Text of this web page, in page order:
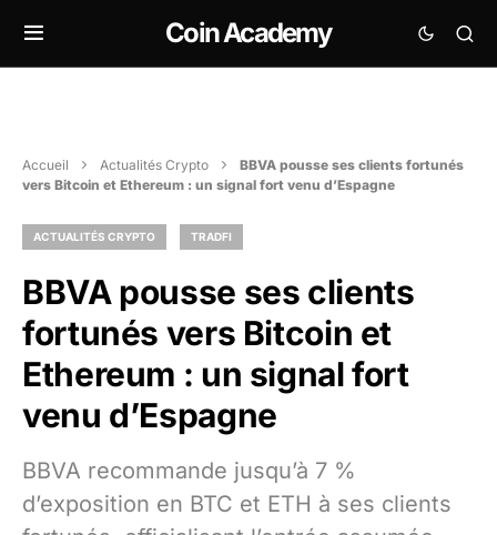
Coin Academy
Accueil Actualités Crypto
BBVA pousse ses clients fortunés
vers Bitcoin et Ethereum : un signal fort venu d’Espagne
ACTUALITÉS CRYPTO TRADFI
BBVA pousse ses clients
fortunés vers Bitcoin et
Ethereum : un signal fort
venu d’Espagne
BBVA recommande jusqu’à 7 %
d’exposition en BTC et ETH à ses clients